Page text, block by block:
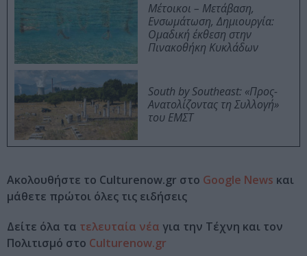
Μέτοικοι – Μετάβαση,
Ενσωμάτωση, Δημιουργία:
Ομαδική έκθεση στην
Πινακοθήκη Κυκλάδων
South by Southeast: «Προς-
Ανατολίζοντας τη Συλλογή»
του ΕΜΣΤ
Ακολουθήστε το Culturenow.gr στο Google News και
μάθετε πρώτοι όλες τις ειδήσεις
Δείτε όλα τα τελευταία νέα για την Τέχνη και τον
Πολιτισμό στο Culturenow.gr